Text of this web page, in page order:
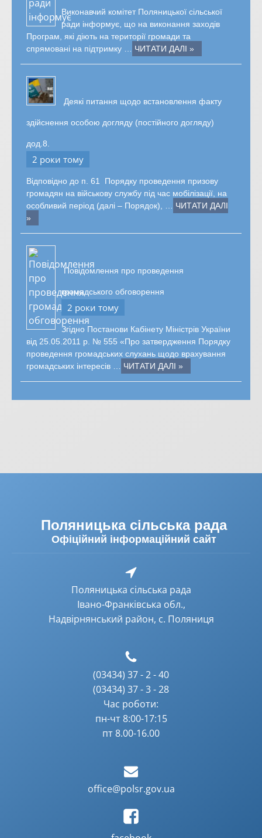
Виконавчий комітет Поляницької сільської
ради інформує, що на виконання заходів
Програм, які діють на території громади та
спрямовані на підтримку … ЧИТАТИ ДАЛІ »
Деякі питання щодо встановлення факту
здійснення особою догляду (постійного догляду)
дод.8.
2 роки тому
Відповідно до п. 61 Порядку проведення призову
громадян на військову службу під час мобілізації, на
особливий період (далі – Порядок), … ЧИТАТИ ДАЛІ
»
Повідомлення про проведення
громадського обговорення
2 роки тому
Згідно Постанови Кабінету Міністрів України
від 25.05.2011 р. № 555 «Про затвердження Порядку
проведення громадських слухань щодо врахування
громадських інтересів … ЧИТАТИ ДАЛІ »
Поляницька сільська рада
Офіційний інформаційний сайт
Поляницька сільська рада
Івано-Франківська обл.,
Надвірнянський район, с. Поляниця
(03434) 37 - 2 - 40
(03434) 37 - 3 - 28
Час роботи:
пн-чт 8:00-17:15
пт 8.00-16.00
office@polsr.gov.ua